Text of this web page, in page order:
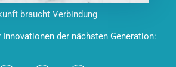
braucht Verbindung
Innovationen der nächsten Generation: